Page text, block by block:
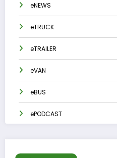
eNEWS
eTRUCK
eTRAILER
eVAN
eBUS
ePODCAST